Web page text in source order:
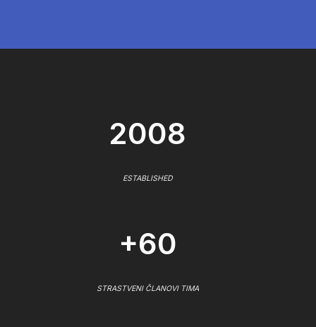
2008
ESTABLISHED
+60
STRASTVENI ČLANOVI TIMA